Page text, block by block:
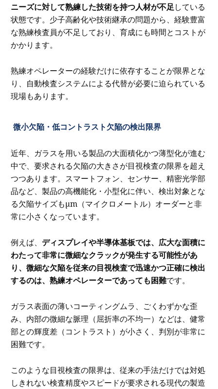
ニーズに対して熟練した技術を持つ人材が不足している
状態です。少子高齢化や技術継承の問題から、経験豊富
な熟練検査員が不足しており、育成にも時間とコストが
かかります。
熟練オペレーターの経験だけに依存することが限界とな
り、自動検査システムによる代替が必要に迫られている
現場もあります。
微小欠陥・低コントラスト欠陥の検出限界
近年、ガラスを用いる製品の大面積化かつ薄型化が進む
中で、要求される欠陥の大きさが目視検査の限界を超え
つつあります。スマートフォン、センサー、精密光学部
品など、製品の高機能化・小型化に伴い、検出対象とな
る欠陥サイズもμm（マイクロメートル）オーダーと非
常に小さくなっています。
例えば、 ディスプレイや半導体基板では、広大な面積に
わたって非常に微細なクラックが発生する可能性があ
り、微細な欠陥を従来の目視検査で迅速かつ正確に検出
するのは、熟練オペレーターであっても困難です。
ガラス表面の薄いコーティングムラ、ごくわずかな歪
み、内部の微細な脈理（屈折率の不均一）などは、健常
部との輝度差（コントラスト）が小さく、判別が非常に
困難です。
このような目視検査の限界は、従来の手法だけでは対処
しきれない検査精度やスピードが要求される現代の製造